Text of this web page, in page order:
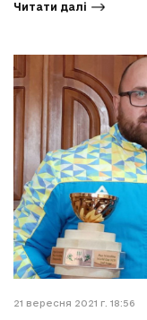
Читати далі
21 вересня 2021 г. 18:56